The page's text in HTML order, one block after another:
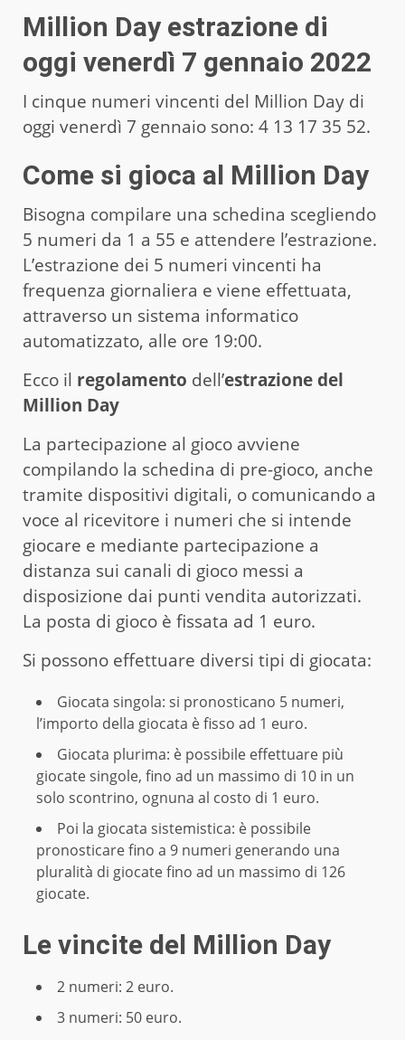
Million Day estrazione di
oggi venerdì 7 gennaio 2022
I cinque numeri vincenti del Million Day di
oggi venerdì 7 gennaio sono: 4 13 17 35 52.
Come si gioca al Million Day
Bisogna compilare una schedina scegliendo
5 numeri da 1 a 55 e attendere l’estrazione.
L’estrazione dei 5 numeri vincenti ha
frequenza giornaliera e viene effettuata,
attraverso un sistema informatico
automatizzato, alle ore 19:00.
Ecco il regolamento dell’estrazione del
Million Day
La partecipazione al gioco avviene
compilando la schedina di pre-gioco, anche
tramite dispositivi digitali, o comunicando a
voce al ricevitore i numeri che si intende
giocare e mediante partecipazione a
distanza sui canali di gioco messi a
disposizione dai punti vendita autorizzati.
La posta di gioco è fissata ad 1 euro.
Si possono effettuare diversi tipi di giocata:
Giocata singola: si pronosticano 5 numeri,
l’importo della giocata è fisso ad 1 euro.
Giocata plurima: è possibile effettuare più
giocate singole, fino ad un massimo di 10 in un
solo scontrino, ognuna al costo di 1 euro.
Poi la giocata sistemistica: è possibile
pronosticare fino a 9 numeri generando una
pluralità di giocate fino ad un massimo di 126
giocate.
Le vincite del Million Day
2 numeri: 2 euro.
3 numeri: 50 euro.